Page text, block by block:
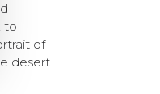
to
of
desert